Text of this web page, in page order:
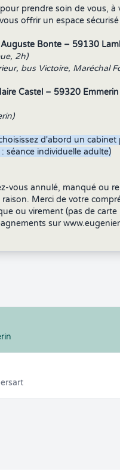
prendre soin de vous, à
offrir un espace
Bonte – 59130
2h)
bus Victoire, Maréchal
Castel – 59320 Emmerin
d'abord un cabinet
séance individuelle adulte)
vous annulé, manqué ou
raison. Merci de votre
ou virement (pas de carte
sur